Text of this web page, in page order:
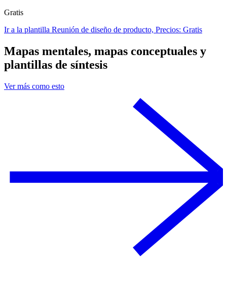
Gratis
Ir a la plantilla Reunión de diseño de producto, Precios: Gratis
Mapas mentales, mapas conceptuales y
plantillas de síntesis
Ver más como esto